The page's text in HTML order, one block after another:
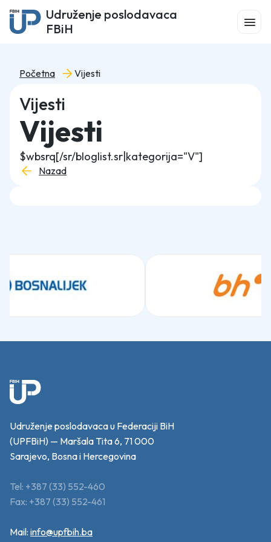
Udruženje poslodavaca
FBiH
Početna Vijesti
Vijesti
Vijesti
$wbsrq[/sr/bloglist.sr|kategorija="V"]
Nazad
Udruženje poslodavaca u Federaciji BiH
(UPFBiH) — Maršala Tita 6, 71 000
Sarajevo, Bosna i Hercegovina
Tel: +387 (33) 552-460
Fax: +387 (33) 552-461
Mail: info@upfbih.ba